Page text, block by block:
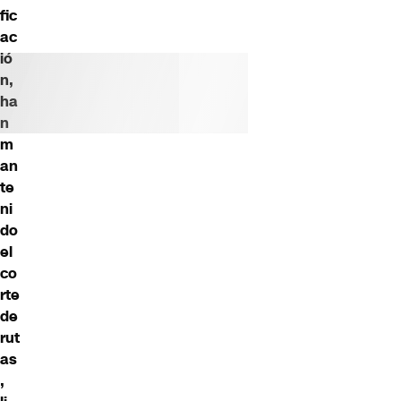
fic
ac
ió
n,
ha
n
m
an
te
ni
do
el
co
rte
de
rut
as
,